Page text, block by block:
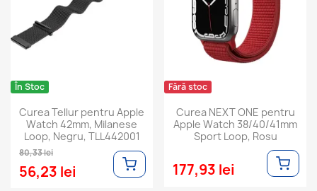
În Stoc
Curea Tellur pentru Apple
Watch 42mm, Milanese
Loop, Negru, TLL442001
80,33 lei
56,23 lei
Fără stoc
Curea NEXT ONE pentru
Apple Watch 38/40/41mm
Sport Loop, Rosu
177,93 lei